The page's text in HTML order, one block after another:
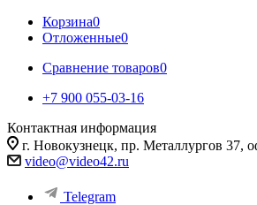
Корзина0
Отложенные0
Сравнение товаров0
+7 900 055-03-16
Контактная информация
г. Новокузнецк, пр. Металлургов 37,
video@video42.ru
Telegram